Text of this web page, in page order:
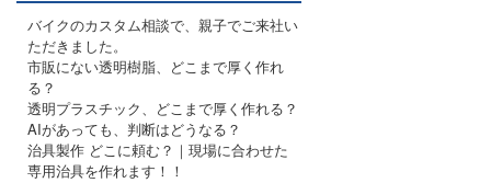
バイクのカスタム相談で、親子でご来社い
ただきました。
市販にない透明樹脂、どこまで厚く作れ
る？
透明プラスチック、どこまで厚く作れる？
AIがあっても、判断はどうなる？
治具製作 どこに頼む？｜現場に合わせた
専用治具を作れます！！